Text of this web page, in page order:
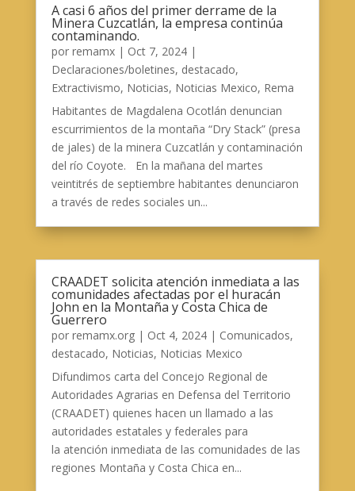
A casi 6 años del primer derrame de la
Minera Cuzcatlán, la empresa continúa
contaminando.
por remamx| Oct 7, 2024|
Declaraciones/boletines, destacado,
Extractivismo, Noticias, Noticias Mexico, Rema
Habitantes de Magdalena Ocotlán denuncian
escurrimientos de la montaña “Dry Stack” (presa
de jales) de la minera Cuzcatlán y contaminación
del río Coyote. En la mañana del martes
veintitrés de septiembre habitantes denunciaron
a través de redes sociales un...
CRAADET solicita atención inmediata a las
comunidades afectadas por el huracán
John en la Montaña y Costa Chica de
Guerrero
por remamx.org| Oct 4, 2024| Comunicados,
destacado, Noticias, Noticias Mexico
Difundimos carta del Concejo Regional de
Autoridades Agrarias en Defensa del Territorio
(CRAADET) quienes hacen un llamado a las
autoridades estatales y federales para
la atención inmediata de las comunidades de las
regiones Montaña y Costa Chica en...